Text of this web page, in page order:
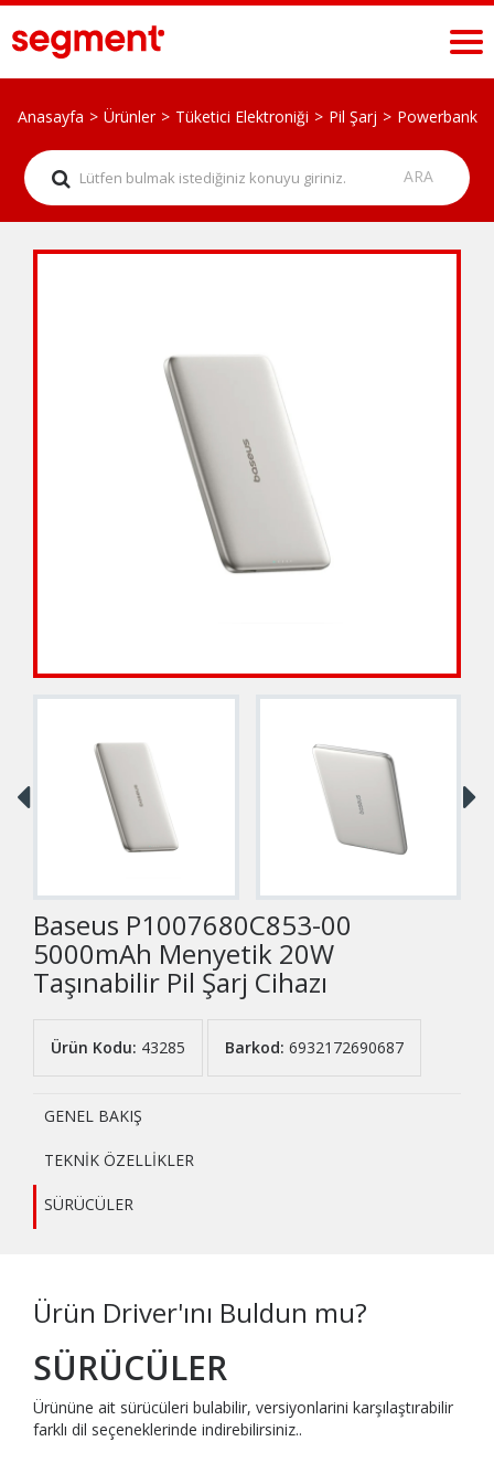
Anasayfa Ürünler Tüketici Elektroniği Pil Şarj Powerbank
Baseus P1007680C853-00
5000mAh Menyetik 20W
Taşınabilir Pil Şarj Cihazı
Ürün Kodu: 43285 Barkod: 6932172690687
GENEL BAKIŞ
TEKNİK ÖZELLİKLER
SÜRÜCÜLER
Ürün Driver'ını Buldun mu?
SÜRÜCÜLER
Ürününe ait sürücüleri bulabilir, versiyonlarini karşılaştırabilir
farklı dil seçeneklerinde indirebilirsiniz..